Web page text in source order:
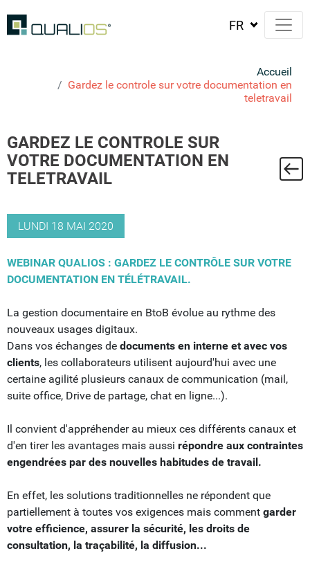
Accueil
Gardez le controle sur votre documentation en
teletravail
GARDEZ LE CONTROLE SUR
VOTRE DOCUMENTATION EN
TELETRAVAIL
LUNDI 18 MAI 2020
WEBINAR QUALIOS : GARDEZ LE CONTRÔLE SUR VOTRE
DOCUMENTATION EN TÉLÉTRAVAIL.
La gestion documentaire en BtoB évolue au rythme des
nouveaux usages digitaux.
Dans vos échanges de documents en interne et avec vos
clients, les collaborateurs utilisent aujourd'hui avec une
certaine agilité plusieurs canaux de communication (mail,
suite office, Drive de partage, chat en ligne...).
Il convient d'appréhender au mieux ces différents canaux et
d'en tirer les avantages mais aussi répondre aux contraintes
engendrées par des nouvelles habitudes de travail.
En effet, les solutions traditionnelles ne répondent que
partiellement à toutes vos exigences mais comment garder
votre efficience, assurer la sécurité, les droits de
consultation, la traçabilité, la diffusion...